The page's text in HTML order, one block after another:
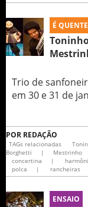
É QUENTE
Trio de
em 30 e 31 de
POR REDAÇÃO
TAGs relacionadas
Borghetti
| Mestrinho
concertina
|
polca
| rancheiras
ENSAIO